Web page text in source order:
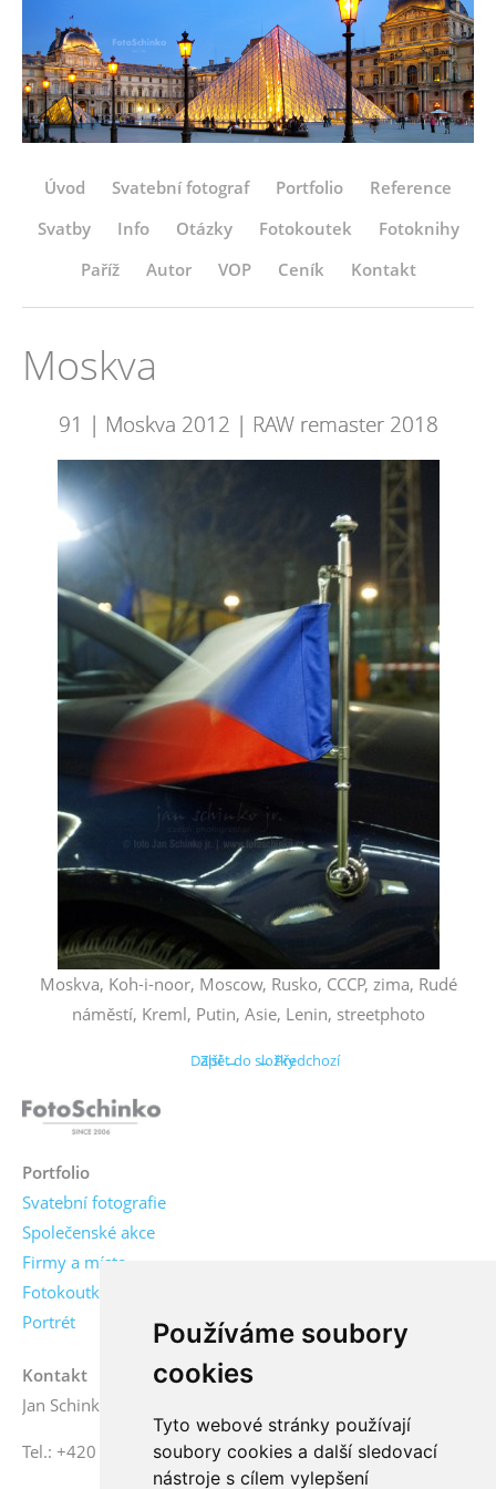
Používáme soubory
cookies
Tyto webové stránky používají
soubory cookies a další sledovací
nástroje s cílem vylepšení
Úvod Svatební fotograf Portfolio
Reference
Svatby
Info Otázky Fotokoutek
Fotoknihy
Paříž
Autor VOP Ceník Kontakt
Moskva
91 | Moskva 2012 | RAW remaster 2018
Moskva, Koh-i-noor, Moscow, Rusko, CCCP, zima, Rudé
náměstí, Kreml, Putin, Asie, Lenin, streetphoto
← Předchozí
Další →
Zpět do složky
Portfolio
Svatební fotografie
Společenské akce
Firmy a místa
Fotokoutky
Portrét
Kontakt
Jan Schinko jr., fotograf
Tel.: +420 776 771 000